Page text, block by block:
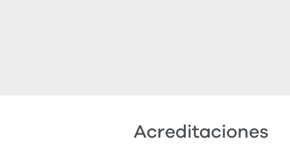
Acreditaciones